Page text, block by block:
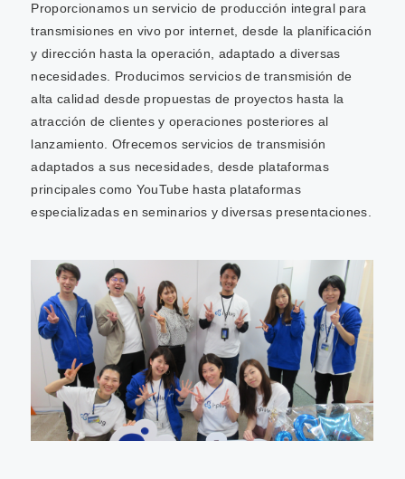
Proporcionamos un servicio de producción integral para
transmisiones en vivo por internet, desde la planificación
y dirección hasta la operación, adaptado a diversas
necesidades. Producimos servicios de transmisión de
alta calidad desde propuestas de proyectos hasta la
atracción de clientes y operaciones posteriores al
lanzamiento. Ofrecemos servicios de transmisión
adaptados a sus necesidades, desde plataformas
principales como YouTube hasta plataformas
especializadas en seminarios y diversas presentaciones.